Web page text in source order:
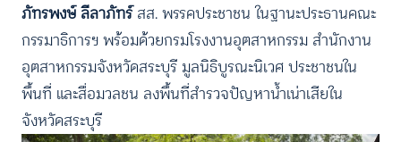
ภัทรพงษ์ ลีลาภัทร์สส. พรรคประชาชน ในฐานะประธานคณะ
กรรมาธิการฯ พร้อมด้วยกรมโรงงานอุตสาหกรรม สำนักงาน
อุตสาหกรรมจังหวัดสระบุรี มูลนิธิบูรณะนิเวศ ประชาชนใน
พื้นที่ และสื่อมวลชน ลงพื้นที่สำรวจปัญหาน้ำเน่าเสียใน
จังหวัดสระบุรี